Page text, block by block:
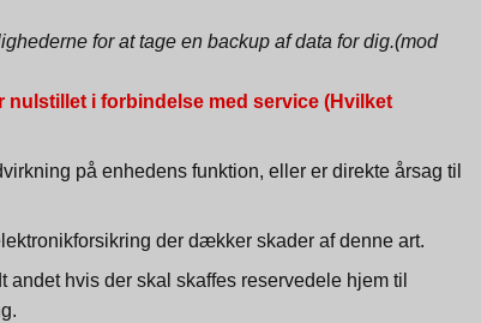
for at tage en backup af data for dig.(mod
i forbindelse med service (Hvilket
på enhedens funktion, eller er direkte årsag til
der dækker skader af denne art.
hvis der skal skaffes reservedele hjem til